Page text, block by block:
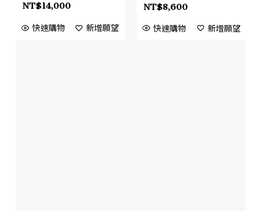
NT$14,000
快速購物 新增願望
NT$8,600
快速購物 新增願望